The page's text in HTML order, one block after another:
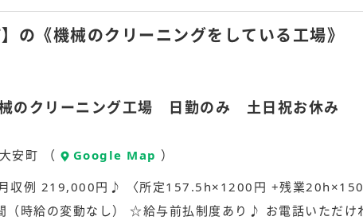
《機械のクリーニングをしている工場》
のクリーニング工場 日勤のみ 土日祝お休み
安町 （ Google Map ）
収例 219,000円♪ 〈所定157.5h×1200円 +残業
（時給の変動なし） ☆給与前払制度あり♪ お電話いただけ